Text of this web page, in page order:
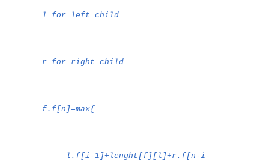
l for left child
r for right child
f.f[n]=max{
l.f[i-1]+lenght[f][l]+r.f[n-i-